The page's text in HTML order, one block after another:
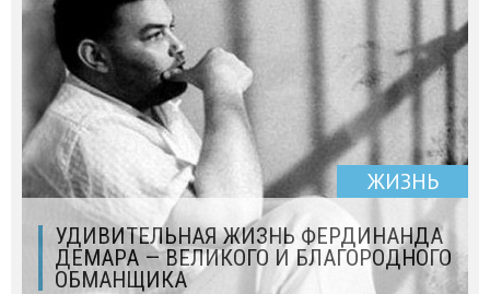
ЖИЗНЬ
УДИВИТЕЛЬНАЯ ЖИЗНЬ ФЕРДИНАНДА
ДЕМАРА — ВЕЛИКОГО И БЛАГОРОДНОГО
ОБМАНЩИКА